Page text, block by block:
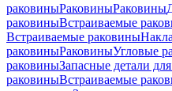
раковиныРаковиныРаковины
раковиныВстраиваемые
Встраиваемые раковины
раковиныРаковиныУгловые
раковиныЗапасные детали
раковиныВстраиваемые